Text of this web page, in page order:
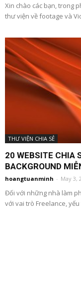
Xin chào các bạn, trong
thư viện về footage và
THƯ VIỆN CHIA SẺ
20 WEBSITE CHIA
BACKGROUND
hoangtuanminh - May 3,
Đối với những nhà làm
với vai trò Freelance,